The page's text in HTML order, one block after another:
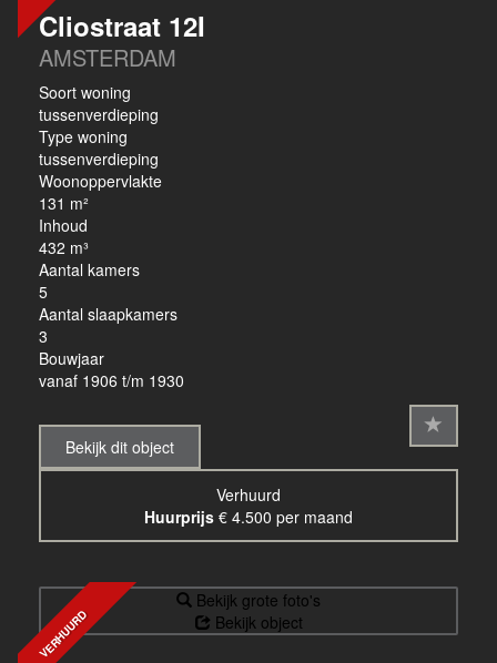
Cliostraat 12I
AMSTERDAM
Soort woning
tussenverdieping
Type woning
tussenverdieping
Woonoppervlakte
131 m²
Inhoud
432 m³
Aantal kamers
5
Aantal slaapkamers
3
Bouwjaar
vanaf 1906 t/m 1930
Bekijk dit object
Verhuurd
Huurprijs € 4.500 per maand
VERHUURD
Bekijk grote foto's
Bekijk object